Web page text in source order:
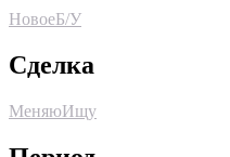
НовоеБ/У
Сделка
МеняюИщу